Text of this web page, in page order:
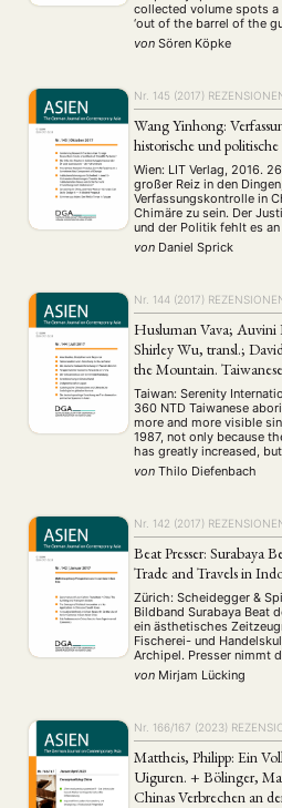
NEWS ASIEN ARBEITSKREISE
ANGEBOTE
ANTRAG AUF EINEN SMALL GRANT DER DGA
Aktuelles von unseren Mitgliedern
Auszeichnung Bericht
Geografie (2) Geschichte (93)
Hybrid (172) Kultur (27) Kunst (4)
Medien (24) Migration (39)
Philosophie (12) Politik (417)
Präsentation (13) Programm
Religion Sozialwissenschaften (4)
Stellenausschreibung (661)
Summer School (10) Symposium (32)
Veranstaltung (788)
MITGLIEDSCHAFT STUDIUM
MITGLIEDERBEREICH KONTAKT
ENGLISH
collected volume spots
‘out of the barrel of the
what the work is about,
von Sören Köpke
Nr. 145 (2017)
Wang Yinhong:
historische und
Wien: LIT Verlag, 2016.
großer Reiz in den
Verfassungskontrolle in
Chimäre zu sein. Der
und der Politik fehlt es
Volksrepublik China in
fruchtbar zu …
von Daniel Sprick
Nr. 144 (2017)
Husluman Vava; Auvini
Shirley Wu, transl.;
the Mountain.
Taiwan: Serenity
360 NTD Taiwanese
more and more visible
1987, not only because
has greatly increased,
governments have paid
supporting indigenous …
von Thilo Diefenbach
Nr. 142 (2017)
Beat Presser: Surabaya
Trade and Travels in
Zürich: Scheidegger &
Bildband Surabaya Beat
ein ästhetisches
Fischerei- und
Archipel. Presser nimmt
Reise über die Weiten des
Lebensrealitäten der
von Mirjam Lücking
Nr. 166/167 (2023)
Mattheis, Philipp: Ein
Uiguren. + Bölinger,
Chinas Verbrechen an